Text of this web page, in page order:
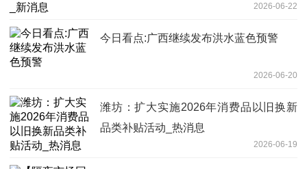
2026-06-22
今日看点:广西继续发布洪水蓝色预警
2026-06-20
潍坊：扩大实施2026年消费品以旧换新
品类补贴活动_热消息
2026-06-19